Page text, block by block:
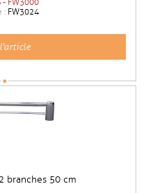
- FW3000
: FW3024
branches 50 cm